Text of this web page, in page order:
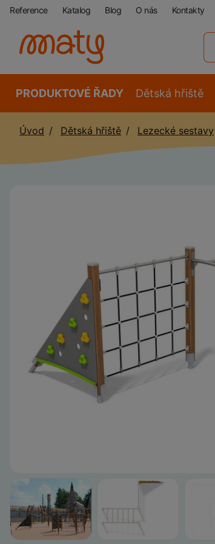
Reference Katalog Blog O nás Kontakty
PRODUKTOVÉ ŘADY Dětská hřiště
Úvod Dětská hřiště Lezecké sestavy